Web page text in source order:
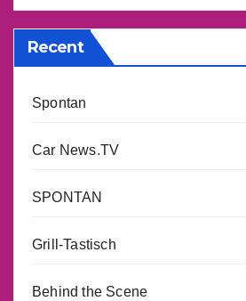
Recent
Spontan
Car News.TV
SPONTAN
Grill-Tastisch
Behind the Scene